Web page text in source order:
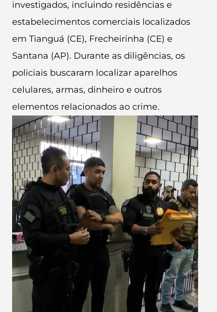
investigados, incluindo residências e
estabelecimentos comerciais localizados
em Tianguá (CE), Frecheirinha (CE) e
Santana (AP). Durante as diligências, os
policiais buscaram localizar aparelhos
celulares, armas, dinheiro e outros
elementos relacionados ao crime.